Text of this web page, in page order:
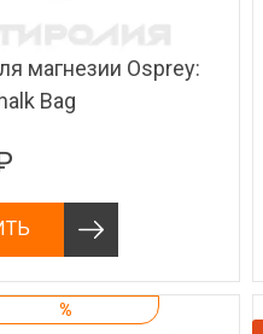
магнезии Osprey:
Bag
%